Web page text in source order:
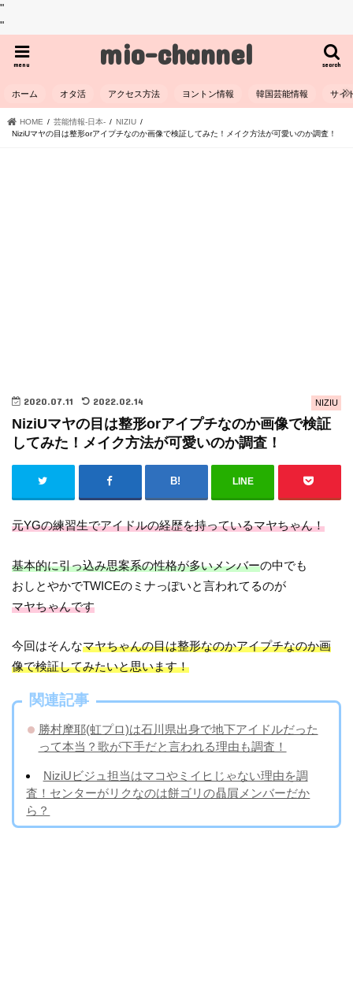
"
"
mio-channel search
menu
ホーム オタ活 アクセス方法 ヨントン情報 韓国芸能情報 サイ
HOME 芸能情報-日本-
NIZIU
NiziUマヤの目は整形orアイプチなのか画像で検証してみた！メイク方法が可愛いのか調査！
NIZIU
2020.07.11 2022.02.14
NiziUマヤの目は整形orアイプチなのか画像で検証
してみた！メイク方法が可愛いのか調査！
LINE
元YGの練習生でアイドルの経歴を持っているマヤちゃん！
基本的に引っ込み思案系の性格が多いメンバーの中でも
おしとやかでTWICEのミナっぽいと言われてるのが
マヤちゃんです
今回はそんなマヤちゃんの目は整形なのかアイプチなのか画
像で検証してみたいと思います！
関連記事
勝村摩耶(虹プロ)は石川県出身で地下アイドルだった
って本当？歌が下手だと言われる理由も調査！
NiziUビジュ担当はマコやミイヒじゃない理由を調
査！センターがリクなのは餅ゴリの贔屓メンバーだか
ら？